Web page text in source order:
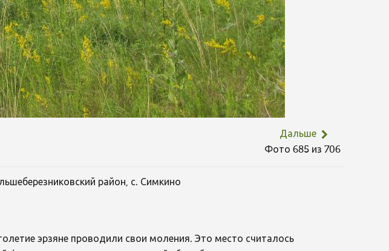
Дальше
Фото 685 из 706
район, с. Симкино
эрзяне проводили свои моления. Это место считалось